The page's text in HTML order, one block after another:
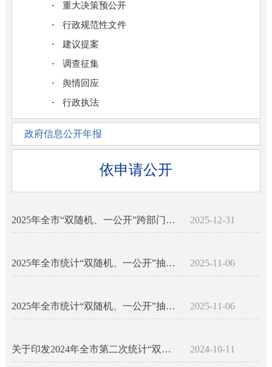
重大决策预公开
行政规范性文件
建议提案
调查征集
舆情回应
行政执法
政府信息公开年报
依申请公开
2025年全市“双随机、一公开”跨部门联合抽查结果汇总表 2025-12-31
2025年全市统计“双随机、一公开”抽查计划 2025-11-06
2025年全市统计“双随机、一公开”抽查结果汇总表 2025-11-06
关于印发2024年全市第二次统计“双随机、一公开”抽查工作方案的通知 2024-10-11